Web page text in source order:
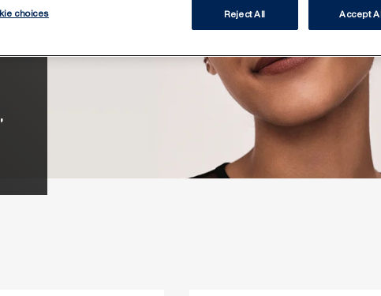
choices Reject All Accept